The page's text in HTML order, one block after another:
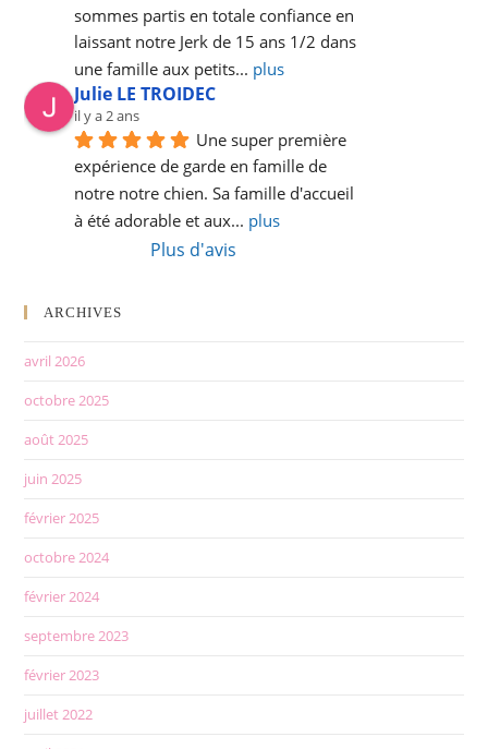
sommes partis en totale confiance en
laissant notre Jerk de 15 ans 1/2 dans
une famille aux petits... plus
Julie LE TROIDEC
il y a 2 ans
Une super première
expérience de garde en famille de
notre notre chien. Sa famille d'accueil
à été adorable et aux... plus
Plus d'avis
ARCHIVES
avril 2026
octobre 2025
août 2025
juin 2025
février 2025
octobre 2024
février 2024
septembre 2023
février 2023
juillet 2022